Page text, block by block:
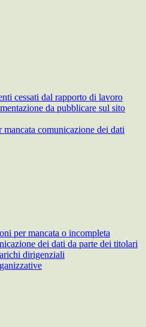
cessati dal rapporto di lavoro
da pubblicare sul sito
mancata comunicazione dei dati
per mancata o incompleta
dei dati da parte dei titolari
dirigenziali